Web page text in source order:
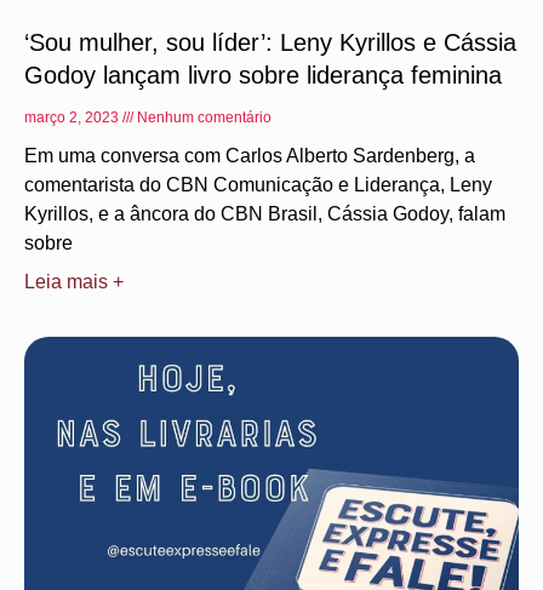
‘Sou mulher, sou líder’: Leny Kyrillos e Cássia
Godoy lançam livro sobre liderança feminina
março 2, 2023 Nenhum comentário
Em uma conversa com Carlos Alberto Sardenberg, a
comentarista do CBN Comunicação e Liderança, Leny
Kyrillos, e a âncora do CBN Brasil, Cássia Godoy, falam
sobre
Leia mais +